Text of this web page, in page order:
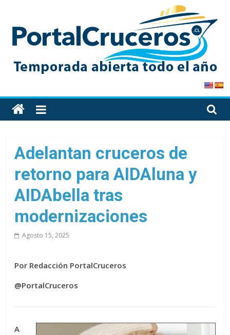
content
PortalCruceros
Toda
la
cruceros
en
un
solo
Adelantan cruceros de
retorno para AIDAluna y
AIDAbella tras
modernizaciones
Agosto 15, 2025
Por Redacción PortalCruceros
@PortalCruceros
A